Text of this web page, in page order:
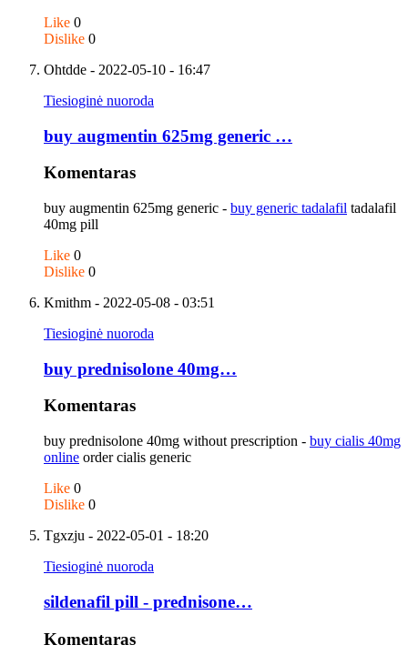
Like 0
Dislike 0
Ohtdde - 2022-05-10 - 16:47
Tiesioginė nuoroda
buy augmentin 625mg generic …
Komentaras
buy augmentin 625mg generic - buy generic tadalafil tadalafil
40mg pill
Like 0
Dislike 0
Kmithm - 2022-05-08 - 03:51
Tiesioginė nuoroda
buy prednisolone 40mg…
Komentaras
buy prednisolone 40mg without prescription - buy cialis 40mg
online order cialis generic
Like 0
Dislike 0
Tgxzju - 2022-05-01 - 18:20
Tiesioginė nuoroda
sildenafil pill - prednisone…
Komentaras